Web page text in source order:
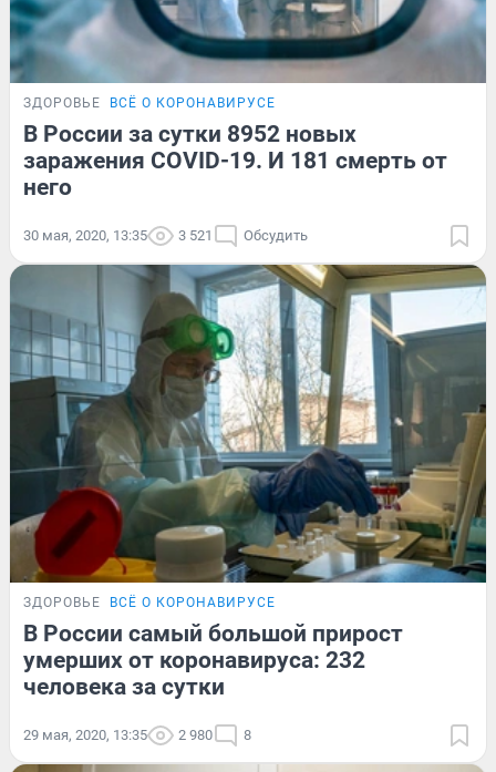
ЗДОРОВЬЕ ВСЁ О КОРОНАВИРУСЕ
В России за сутки 8952 новых
заражения COVID-19. И 181 смерть от
него
30 мая, 2020, 13:35 3 521 Обсудить
ЗДОРОВЬЕ ВСЁ О КОРОНАВИРУСЕ
В России самый большой прирост
умерших от коронавируса: 232
человека за сутки
29 мая, 2020, 13:35 2 980 8